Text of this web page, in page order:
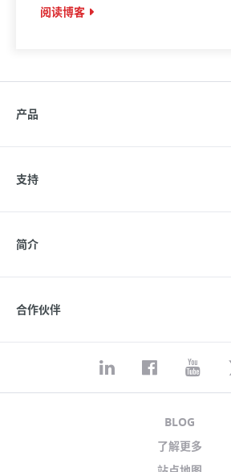
阅读博客
产品
支持
简介
合作伙伴
BLOG
了解更多